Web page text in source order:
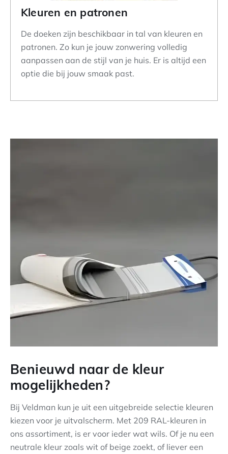
Kleuren en patronen
De doeken zijn beschikbaar in tal van kleuren en
patronen. Zo kun je jouw zonwering volledig
aanpassen aan de stijl van je huis. Er is altijd een
optie die bij jouw smaak past.
Benieuwd naar de kleur
mogelijkheden?
Bij Veldman kun je uit een uitgebreide selectie kleuren
kiezen voor je uitvalscherm. Met 209 RAL-kleuren in
ons assortiment, is er voor ieder wat wils. Of je nu een
neutrale kleur zoals wit of beige zoekt, of liever een